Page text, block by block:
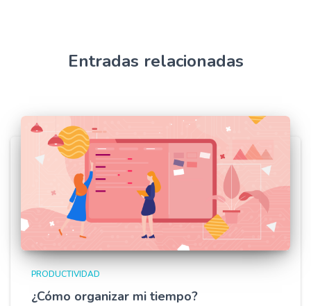
Entradas relacionadas
PRODUCTIVIDAD
¿Cómo organizar mi tiempo?